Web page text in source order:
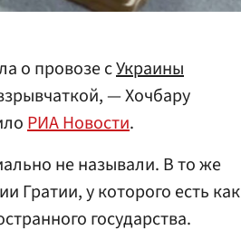
о провозе сУкраины
— Хочбару
РИА Новости.
не называли. В то же
Гратии, у которого есть как
государства.